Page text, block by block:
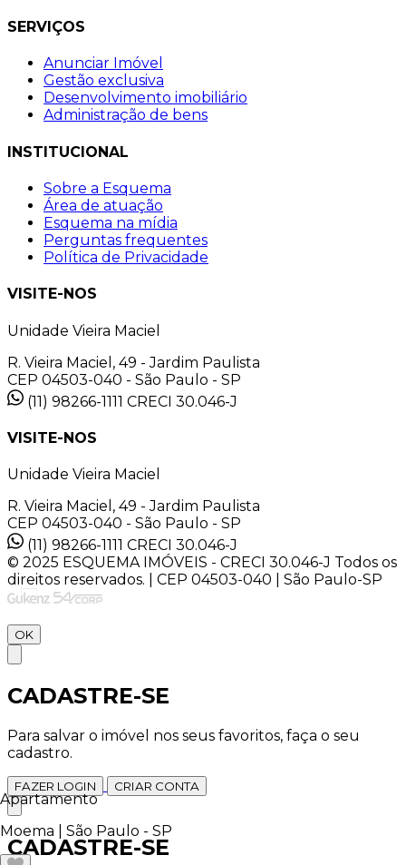
Apartamento
Moema | São Paulo - SP
SERVIÇOS
Anunciar Imóvel
Gestão exclusiva
Desenvolvimento imobiliário
Administração de bens
INSTITUCIONAL
Sobre a Esquema
Área de atuação
Esquema na mídia
Perguntas frequentes
Política de Privacidade
VISITE-NOS
Unidade Vieira Maciel
R. Vieira Maciel, 49 - Jardim Paulista
CEP 04503-040 - São Paulo - SP
(11) 98266-1111 CRECI 30.046-J
VISITE-NOS
Unidade Vieira Maciel
R. Vieira Maciel, 49 - Jardim Paulista
CEP 04503-040 - São Paulo - SP
(11) 98266-1111 CRECI 30.046-J
© 2025 ESQUEMA IMÓVEIS - CRECI 30.046-J Todos os
direitos reservados. | CEP 04503-040 | São Paulo-SP
OK
CADASTRE-SE
Para salvar o imóvel nos seus favoritos, faça o seu
cadastro.
FAZER LOGIN CRIAR CONTA
CADASTRE-SE